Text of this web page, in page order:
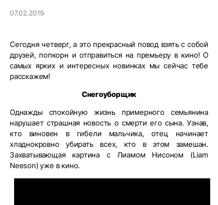
07.02.2019
Сегодня четверг, а это прекрасный повод взять с собой
друзей, попкорн и отправиться на премьеру в кино! О
самых ярких и интересных новинках мы сейчас тебе
расскажем!
Снегоуборщик
Однажды спокойную жизнь примерного семьянина
нарушает страшная новость о смерти его сына. Узнав,
кто виновен в гибели мальчика, отец начинает
хладнокровно убирать всех, кто в этом замешан.
Захватывающая картина с Лиамом Нисоном (Liam
Neeson) уже в кино.